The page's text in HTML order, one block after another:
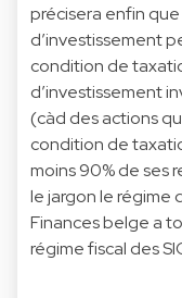
précisera enfin
d’investissement
condition de
d’investissement
(càd des actions
condition de
moins 90% de ses
le jargon le régime
Finances belge a
régime fiscal des